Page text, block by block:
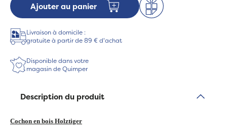
Ajouter au panier
Livraison à domicile :
gratuite à partir de 89 € d'achat
Disponible dans votre
magasin de Quimper
Description du produit
Cochon en bois Holztiger